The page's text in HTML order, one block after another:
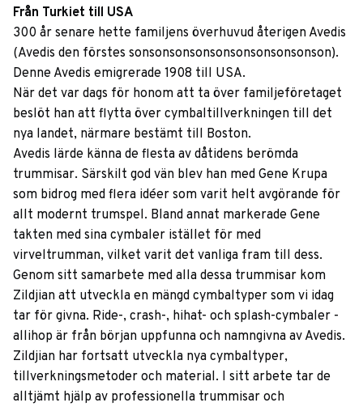
Från Turkiet till USA
300 år senare hette familjens överhuvud återigen Avedis
(Avedis den förstes sonsonsonsonsonsonsonsonsonson).
Denne Avedis emigrerade 1908 till USA.
När det var dags för honom att ta över familjeföretaget
beslöt han att flytta över cymbaltillverkningen till det
nya landet, närmare bestämt till Boston.
Avedis lärde känna de flesta av dåtidens berömda
trummisar. Särskilt god vän blev han med Gene Krupa
som bidrog med flera idéer som varit helt avgörande för
allt modernt trumspel. Bland annat markerade Gene
takten med sina cymbaler istället för med
virveltrumman, vilket varit det vanliga fram till dess.
Genom sitt samarbete med alla dessa trummisar kom
Zildjian att utveckla en mängd cymbaltyper som vi idag
tar för givna. Ride-, crash-, hihat- och splash-cymbaler -
allihop är från början uppfunna och namngivna av Avedis.
Zildjian har fortsatt utveckla nya cymbaltyper,
tillverkningsmetoder och material. I sitt arbete tar de
alltjämt hjälp av professionella trummisar och